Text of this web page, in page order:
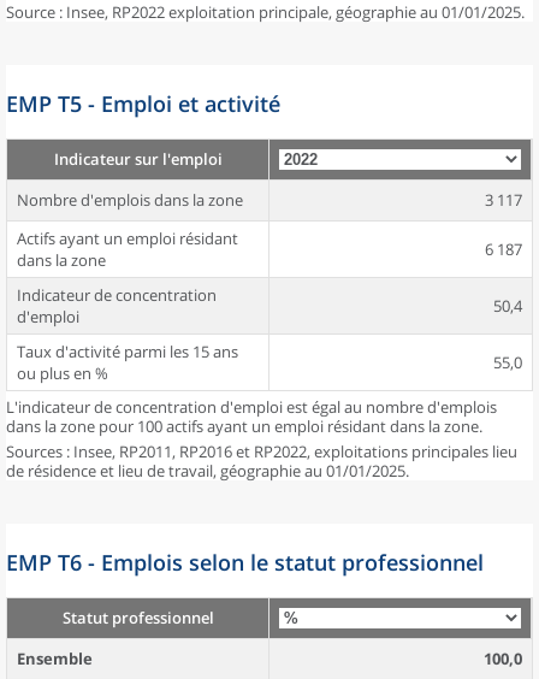
Source : Insee, RP2022 exploitation principale, géographie au 01/01/2025.
EMP T5 - Emploi et activité
Indicateur sur l'emploi
Nombre d'emplois dans la zone
3 117
Actifs ayant un emploi résidant
dans la zone
6 187
Indicateur de concentration
d'emploi
50,4
Taux d'activité parmi les 15 ans
ou plus en %
55,0
L'indicateur de concentration d'emploi est égal au nombre d'emplois
dans la zone pour 100 actifs ayant un emploi résidant dans la zone.
Sources : Insee, RP2011, RP2016 et RP2022, exploitations principales lieu
de résidence et lieu de travail, géographie au 01/01/2025.
EMP T6 - Emplois selon le statut professionnel
Statut professionnel
Ensemble
100,0